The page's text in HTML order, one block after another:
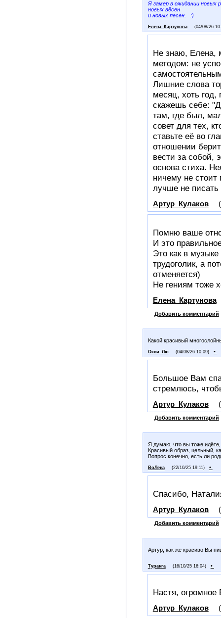
Я замер в ожидании новых
новых вёсен
и новых песен. :)
Елена_Картунова (04/08/26
Не знаю, Елена,
методом: не
Лишние слова
месяц, хоть год,
скажешь себе:
там, где был,
совет для тех,
ставьте её во
отношении
вести за собой,
основа стиха.
ничему не стоит
лучше не писать
Артур_Кулаков
Помню ваше
И это
Это как в
трудоголик, а
отменяется)
Не гениям тоже
Елена_Картунова
Добавить комментарий
Какой красивый
Окси_Лю (04/08/26 10:09) •
Большое Вам
стремлюсь,
Артур_Кулаков
Добавить комментарий
Я думаю, что вы тоже
Красивый образ, цельный,
Вопрос конечно, есть ли
ВоЛена (22/10/25 19:11) •
Спасибо,
Артур_Кулаков
Добавить комментарий
Артур, как же красиво Вы
Туранга (16/10/25 16:04) •
Настя, огромное
Артур_Кулаков